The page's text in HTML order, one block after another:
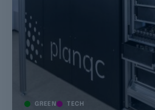
GREEN TECH